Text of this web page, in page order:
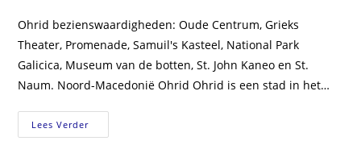
Ohrid bezienswaardigheden: Oude Centrum, Grieks
Theater, Promenade, Samuil's Kasteel, National Park
Galicica, Museum van de botten, St. John Kaneo en St.
Naum. Noord-Macedonië Ohrid Ohrid is een stad in het…
Lees VerderNoord-
Macedonië